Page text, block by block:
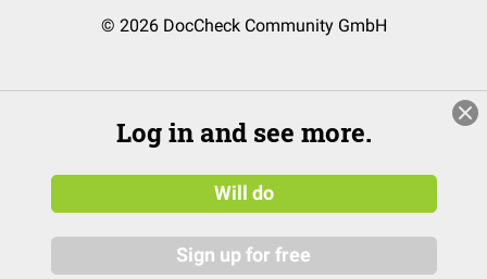
© 2026 DocCheck Community GmbH
Log in and see more.
Will do
Sign up for free